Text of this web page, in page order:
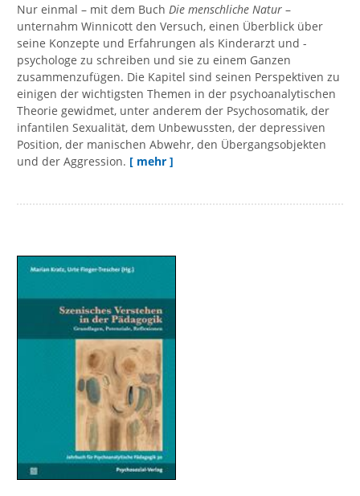
Nur einmal – mit dem Buch Die menschliche Natur –
unternahm Winnicott den Versuch, einen Überblick über
seine Konzepte und Erfahrungen als Kinderarzt und -
psychologe zu schreiben und sie zu einem Ganzen
zusammenzufügen. Die Kapitel sind seinen Perspektiven zu
einigen der wichtigsten Themen in der psychoanalytischen
Theorie gewidmet, unter anderem der Psychosomatik, der
infantilen Sexualität, dem Unbewussten, der depressiven
Position, der manischen Abwehr, den Übergangsobjekten
und der Aggression. [ mehr ]